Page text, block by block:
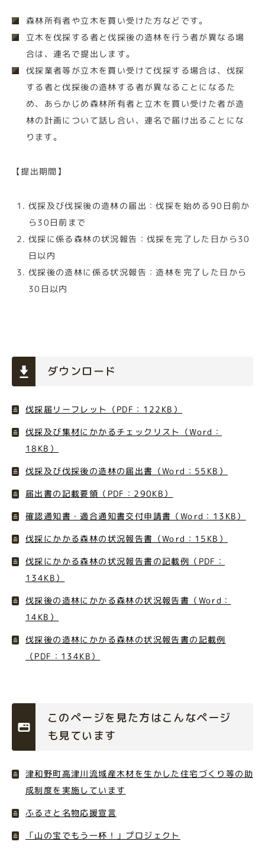
森林所有者や立木を買い受けた方などです。
立木を伐採する者と伐採後の造林を行う者が異なる場
合は、連名で提出します。
伐採業者等が立木を買い受けて伐採する場合は、伐採
する者と伐採後の造林する者が異なることになるた
め、あらかじめ森林所有者と立木を買い受けた者が造
林の計画について話し合い、連名で届け出ることにな
ります。
【提出期間】
伐採及び伐採後の造林の届出：伐採を始める90日前か
ら30日前まで
伐採に係る森林の状況報告：伐採を完了した日から30
日以内
伐採後の造林に係る状況報告：造林を完了した日から
30日以内
ダウンロード
伐採届リーフレット（PDF：122KB）
伐採及び集材にかかるチェックリスト（Word：
18KB）
伐採及び伐採後の造林の届出書（Word：55KB）
届出書の記載要領（PDF：290KB）
確認通知書・適合通知書交付申請書（Word：13KB）
伐採にかかる森林の状況報告書（Word：15KB）
伐採にかかる森林の状況報告書の記載例（PDF：
134KB）
伐採後の造林にかかる森林の状況報告書（Word：
14KB）
伐採後の造林にかかる森林の状況報告書の記載例
（PDF：134KB）
このページを見た方はこんなページ
も見ています
津和野町高津川流域産木材を生かした住宅づくり等の助
成制度を実施しています
ふるさと名物応援宣言
「山の宝でもう一杯！」プロジェクト